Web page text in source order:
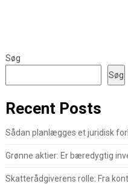
Søg
Søg
Recent Posts
Sådan planlægges et juridisk
Grønne aktier: Er bæredygtig
Skatterådgiverens rolle: Fra